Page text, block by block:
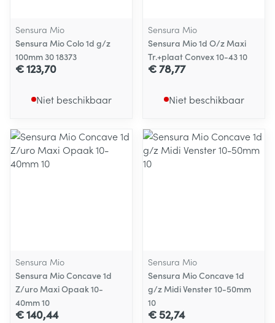
Sensura Mio
Sensura Mio Colo 1d g/z
100mm 30 18373
€ 123,70
Niet beschikbaar
Sensura Mio
Sensura Mio 1d O/z Maxi
Tr.+plaat Convex 10-43 10
€ 78,77
Niet beschikbaar
Sensura Mio
Sensura Mio Concave 1d
Z/uro Maxi Opaak 10-
40mm 10
€ 140,44
Sensura Mio
Sensura Mio Concave 1d
g/z Midi Venster 10-50mm
10
€ 52,74